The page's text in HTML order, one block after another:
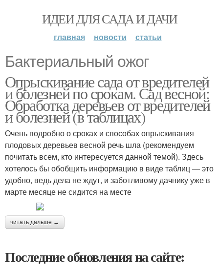
ИДЕИ ДЛЯ САДА И ДАЧИ
главная новости статьи
Бактериальный ожог
Опрыскивание сада от вредителей
и болезней по срокам. Сад весной:
Обработка деревьев от вредителей
и болезней (в таблицах)
Очень подробно о сроках и способах опрыскивания
плодовых деревьев весной речь шла (рекомендуем
почитать всем, кто интересуется данной темой). Здесь
хотелось бы обобщить информацию в виде таблиц — это
удобно, ведь дела не ждут, и заботливому дачнику уже в
марте месяце не сидится на месте
читать дальше →
Последние обновления на сайте: